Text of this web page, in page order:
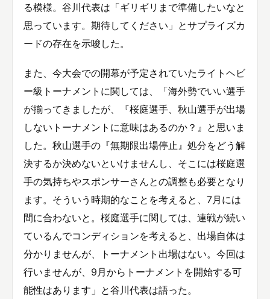
る模様。谷川代表は「ギリギリまで準備したいなと
思っています。期待してください」とサプライズカ
ードの存在を示唆した。
また、今大会での開幕が予定されていたライトヘビ
ー級トーナメントに関しては、「海外勢でいい選手
が揃ってきましたが、『桜庭選手、秋山選手が出場
しないトーナメントに意味はあるのか？』と思いま
した。秋山選手の『無期限出場停止』処分をどう解
決するか決めないといけませんし、そこには桜庭選
手の気持ちやスポンサーさんとの調整も必要となり
ます。そういう時期的なことを考えると、7月には
間に合わないと。桜庭選手に関しては、連戦が続い
ているんでコンディションを考えると、出場自体は
分かりませんが、トーナメント出場はない。今回は
行いませんが、9月からトーナメントを開始する可
能性はあります」と谷川代表は語った。